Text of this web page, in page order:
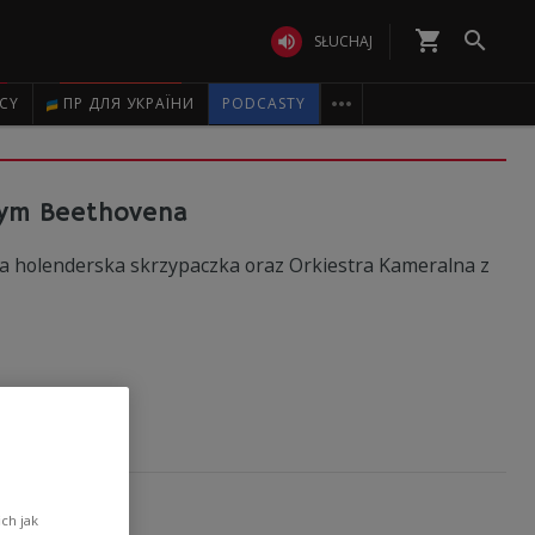
 SŁUCHAJ shopping_cart 
ПР ДЛЯ УКРАЇНИ PODCASTY 
Beethovena
holenderska skrzypaczka oraz Orkiestra Kameralna z
jak